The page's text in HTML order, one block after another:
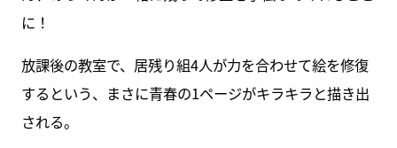
に！
放課後の教室で、居残り組4人が力を合わせて絵を修復
するという、まさに青春の1ページがキラキラと描き出
される。